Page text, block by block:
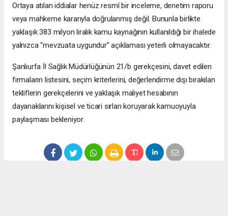
Ortaya atılan iddialar henüz resmî bir inceleme, denetim raporu
veya mahkeme kararıyla doğrulanmış değil. Bununla birlikte
yaklaşık 383 milyon liralık kamu kaynağının kullanıldığı bir ihalede
yalnızca “mevzuata uygundur” açıklaması yeterli olmayacaktır.
Şanlıurfa İl Sağlık Müdürlüğünün 21/b gerekçesini, davet edilen
firmaların listesini, seçim kriterlerini, değerlendirme dışı bırakılan
tekliflerin gerekçelerini ve yaklaşık maliyet hesabının
dayanaklarını kişisel ve ticari sırları koruyarak kamuoyuyla
paylaşması bekleniyor.